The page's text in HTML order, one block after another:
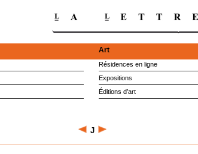
Art
Résidences en ligne
Expositions
Éditions d’art
J